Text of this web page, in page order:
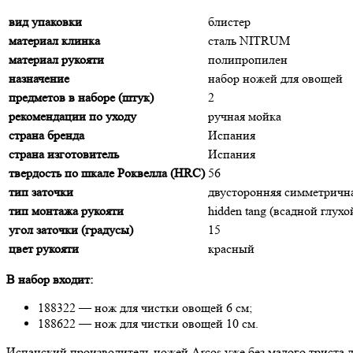
вид упаковки
блистер
материал клинка
сталь NITRUM
материал рукояти
полипропилен
назначение
набор ножей для овощей
предметов в наборе (штук)
2
рекомендации по уходу
ручная мойка
страна бренда
Испания
страна изготовитель
Испания
твердость по шкале Роквелла (HRC) 56
тип заточки
двусторонняя
тип монтажа рукояти
hidden tang (всадной
угол заточки (градусы)
15
цвет рукояти
красный
В набор входит:
188322 — нож для чистки овощей 6 см;
188622 — нож для чистки овощей 10 см.